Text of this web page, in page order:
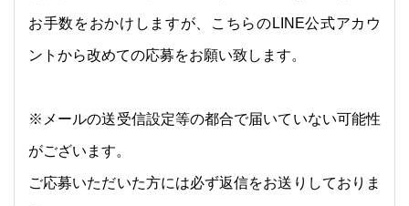
お手数をおかけしますが、こちらのLINE公式アカウ
ントから改めての応募をお願い致します。
※メールの送受信設定等の都合で届いていない可能性
がございます。
ご応募いただいた方には必ず返信をお送りしておりま